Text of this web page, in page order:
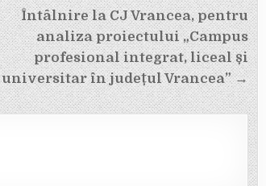
Întâlnire la CJ Vrancea, pentru
analiza proiectului „Campus
profesional integrat, liceal și
universitar în județul Vrancea” →